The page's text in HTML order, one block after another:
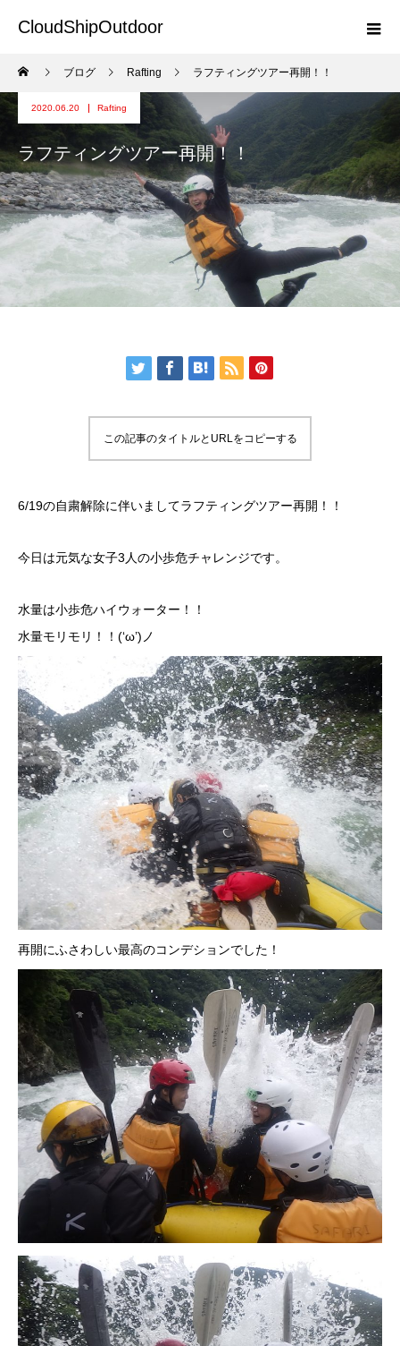
CloudShipOutdoor
ブログ Rafting ラフティングツアー再開！！
2020.06.20 Rafting
ラフティングツアー再開！！
この記事のタイトルとURLをコピーする
6/19の自粛解除に伴いましてラフティングツアー再開！！
今日は元気な女子3人の小歩危チャレンジです。
水量は小歩危ハイウォーター！！
水量モリモリ！！(‘ω’)ノ
再開にふさわしい最高のコンデションでした！